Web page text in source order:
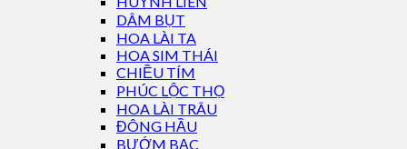
DÂM BỤT
HOA LÀI TA
HOA SIM THÁI
CHIỀU TÍM
PHÚC LỘC THỌ
HOA LÀI TRÂU
ĐÔNG HẦU
BƯỚM BẠC